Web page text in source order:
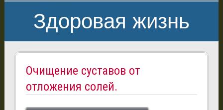
Здоровая жизнь
Очищение суставов от
отложения солей.